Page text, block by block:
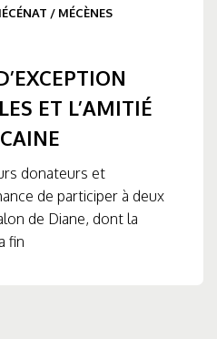
/ MÉCÈNES
ET L’AMITIÉ
donateurs et
de participer à deux
de Diane, dont la
fin